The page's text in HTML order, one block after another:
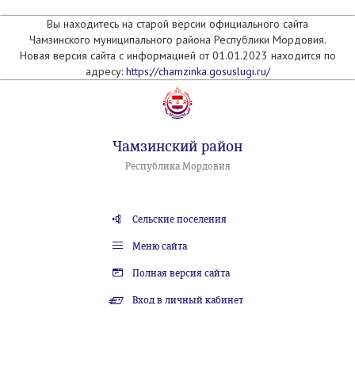
Вы находитесь на старой версии официального сайта
Чамзинского муниципального района Республики Мордовия.
Новая версия сайта с информацией от 01.01.2023 находится по
адресу: https://chamzinka.gosuslugi.ru/
Чамзинский район
Республика Мордовия
Сельские поселения
Меню сайта
Полная версия сайта
Вход в личный кабинет